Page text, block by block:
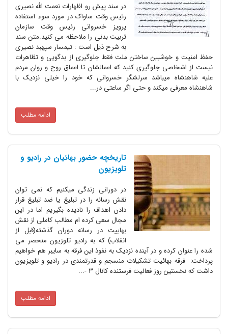
در سند پیش رو اظهارات نعمت الله نصیری
رئیس وقت ساواک در مورد سوء استفاده
پرویز خسروانی رئیس وقت سازمان
تربیت بدنی را ملاحظه می کنید.متن سند
به شرح ذیل است : تیمسار سپهبد نصیری
ساختن ملت فقط جلوگیری از بدگویی و تظاهرات
جلوگیری کنید که اعمالشان تا اعماق روح و روان مردم
میباشد سرلشگر خسروانی که خود را خیلی نزدیک با
میکند و حتی اگر ساعتی در...
تاریخچه حضور بهائیان در رادیو و
تلویزیون
در دورانی زندگی میکنیم که نمی توان
نقش رسانه را در تبلیغ یا ضد تبلیغ قرار
دادن اهداف را نادیده بگیریم اما در این
مجال سعی کرده ام مطالب کاملی از نقش
بهاییت در رسانه دوران گذشته(قبل از
انقلاب) که به رادیو تلوزیون منحصر می
و در آینده نزدیک به نفوذ این فرقه به سایبر هم خواهیم
تشکیلات منسجم و قدرتمندی در رادیو و تلویزیون
روز فعالیت فرستنده کانال 3 -...